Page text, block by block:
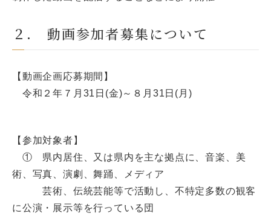
２. 動画参加者募集について
【動画企画応募期間】
令和２年７月31日(金)～８月31日(月)
【参加対象者】
① 県内居住、又は県内を主な拠点に、音楽、美
術、写真、演劇、舞踊、メディア
芸術、伝統芸能等で活動し、不特定多数の観客
に公演・展示等を行っている団